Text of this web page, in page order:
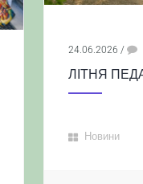
24.06.2026 /
ЛІТНЯ
Новини